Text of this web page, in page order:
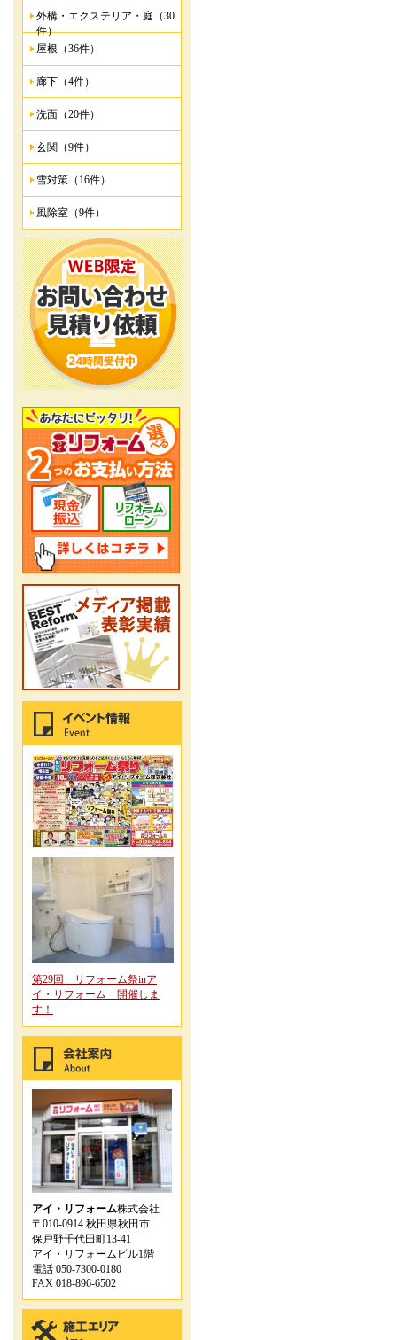
外構・エクステリア・庭（30
件）
屋根（36件）
廊下（4件）
洗面（20件）
玄関（9件）
雪対策（16件）
風除室（9件）
第29回 リフォーム祭inア
イ・リフォーム 開催しま
す！
アイ・リフォーム株式会社
〒010-0914 秋田県秋田市
保戸野千代田町13-41
アイ・リフォームビル1階
電話 050-7300-0180
FAX 018-896-6502